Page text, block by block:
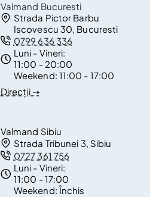
Valmand Bucuresti
Strada Pictor Barbu
Iscovescu 30, Bucuresti
0799 636 336
Luni - Vineri:
11:00 - 20:00
Weekend: 11:00 - 17:00
Direcții ➝
Valmand Sibiu
Strada Tribunei 3, Sibiu
0727 361 756
Luni - Vineri:
11:00 - 17:00
Weekend:Închis